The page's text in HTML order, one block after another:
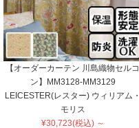
【オーダーカーテン 川島織物セルコ
ン】MM3128-MM3129
LEICESTER(レスター) ウィリアム・
モリス
¥30,723(税込) ～